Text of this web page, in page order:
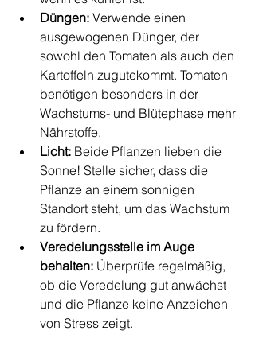
Düngen: Verwende einen
ausgewogenen Dünger, der
sowohl den Tomaten als auch den
Kartoffeln zugutekommt. Tomaten
benötigen besonders in der
Wachstums- und Blütephase mehr
Nährstoffe.
Licht: Beide Pflanzen lieben die
Sonne! Stelle sicher, dass die
Pflanze an einem sonnigen
Standort steht, um das Wachstum
zu fördern.
Veredelungsstelle im Auge
behalten: Überprüfe regelmäßig,
ob die Veredelung gut anwächst
und die Pflanze keine Anzeichen
von Stress zeigt.